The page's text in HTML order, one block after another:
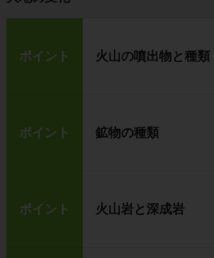
ポイント 火山の噴出物と種類
ポイント 鉱物の種類
ポイント 火山岩と深成岩